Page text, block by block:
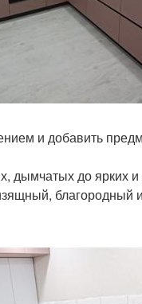
и добавить
дымчатых до